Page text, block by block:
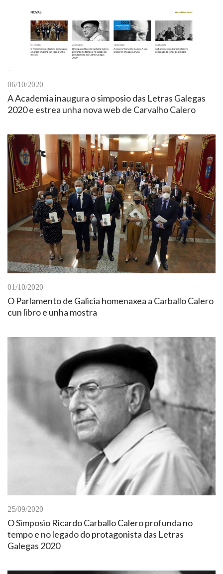
06/10/2020
A Academia inaugura o simposio das Letras Galegas
2020 e estrea unha nova web de Carvalho Calero
01/10/2020
O Parlamento de Galicia homenaxea a Carballo Calero
cun libro e unha mostra
25/09/2020
O Simposio Ricardo Carballo Calero profunda no
tempo e no legado do protagonista das Letras
Galegas 2020